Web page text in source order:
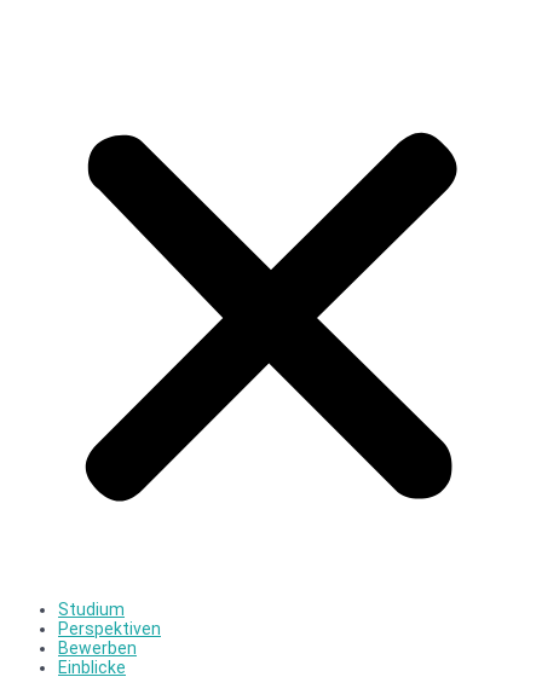
Studium
Perspektiven
Bewerben
Einblicke